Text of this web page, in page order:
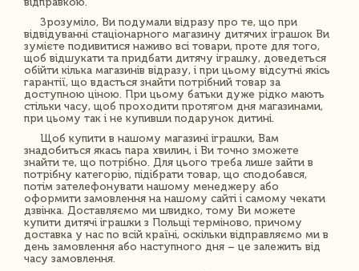
Зрозуміло, Ви подумали відразу про те, що при
відвідуванні стаціонарного магазину дитячих іграшок Ви
зумієте подивитися наживо всі товари, проте для того,
щоб відшукати та придбати дитячу іграшку, доведеться
обійти кілька магазинів відразу, і при цьому відсутні якісь
гарантії, що вдасться знайти потрібний товар за
доступною ціною. При цьому батьки дуже рідко мають
стільки часу, щоб проходити протягом дня магазинами,
при цьому так і не купивши подарунок дитині.
Щоб купити в нашому магазині іграшки, Вам
знадобиться якась пара хвилин, і Ви точно зможете
знайти те, що потрібно. Для цього треба лише зайти в
потрібну категорію, підібрати товар, що сподобався,
потім зателефонувати нашому менеджеру або
оформити замовлення на нашому сайті і самому чекати
дзвінка. Доставляємо ми швидко, тому Ви можете
купити дитячі іграшки з Польщі терміново, причому
доставка у нас по всій країні, оскільки відправляємо ми в
день замовлення або наступного дня – це залежить від
часу замовлення.